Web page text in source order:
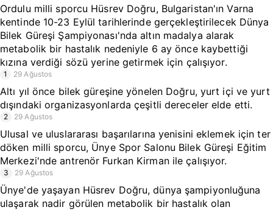
Ordulu milli sporcu Hüsrev Doğru, Bulgaristan'ın Varna
kentinde 10-23 Eylül tarihlerinde gerçekleştirilecek Dünya
Bilek Güreşi Şampiyonası'nda altın madalya alarak
metabolik bir hastalık nedeniyle 6 ay önce kaybettiği
kızına verdiği sözü yerine getirmek için çalışıyor.
1 29 Ağustos
Altı yıl önce bilek güreşine yönelen Doğru, yurt içi ve yurt
dışındaki organizasyonlarda çeşitli dereceler elde etti.
2 29 Ağustos
Ulusal ve uluslararası başarılarına yenisini eklemek için ter
döken milli sporcu, Ünye Spor Salonu Bilek Güreşi Eğitim
Merkezi'nde antrenör Furkan Kirman ile çalışıyor.
3 29 Ağustos
Ünye'de yaşayan Hüsrev Doğru, dünya şampiyonluğuna
ulaşarak nadir görülen metabolik bir hastalık olan